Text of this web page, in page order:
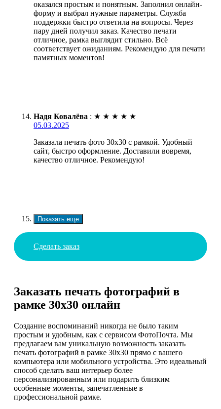
оказался простым и понятным. Заполнил онлайн-
форму и выбрал нужные параметры. Служба
поддержки быстро ответила на вопросы. Через
пару дней получил заказ. Качество печати
отличное, рамка выглядит стильно. Всё
соответствует ожиданиям. Рекомендую для печати
памятных моментов!
Надя Ковалёва : ★ ★ ★ ★ ★
05.03.2025
Заказала печать фото 30х30 с рамкой. Удобный
сайт, быстро оформление. Доставили вовремя,
качество отличное. Рекомендую!
Показать еще
Сделать заказ
Заказать печать фотографий в
рамке 30х30 онлайн
Создание воспоминаний никогда не было таким
простым и удобным, как с сервисом ФотоПочта. Мы
предлагаем вам уникальную возможность заказать
печать фотографий в рамке 30х30 прямо с вашего
компьютера или мобильного устройства. Это идеальный
способ сделать ваш интерьер более
персонализированным или подарить близким
особенные моменты, запечатленные в
профессиональной рамке.